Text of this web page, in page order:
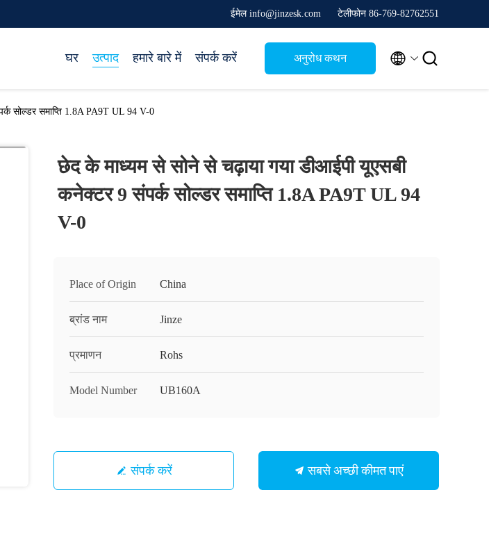
ईमेल info@jinzesk.com टेलीफोन 86-769-82762551
घर उत्पाद हमारे बारे में संपर्क करें अनुरोध कथन  
सोल्डर समाप्ति 1.8A PA9T UL 94 V-0
छेद के माध्यम से सोने से चढ़ाया गया डीआईपी यूएसबी
कनेक्टर 9 संपर्क सोल्डर समाप्ति 1.8A PA9T UL 94
V-0
Place of Origin China
ब्रांड नाम Jinze
प्रमाणन Rohs
Model Number UB160A
संपर्क करें सबसे अच्छी कीमत पाएं